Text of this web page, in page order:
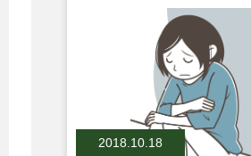
2018.10.18